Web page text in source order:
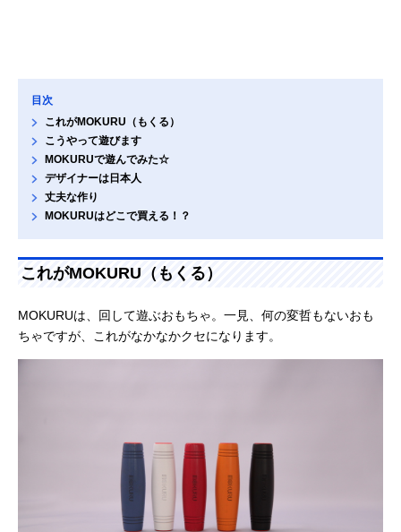
目次
これがMOKURU（もくる）
こうやって遊びます
MOKURUで遊んでみた☆
デザイナーは日本人
丈夫な作り
MOKURUはどこで買える！？
これがMOKURU（もくる）
MOKURUは、回して遊ぶおもちゃ。一見、何の変哲もないおも
ちゃですが、これがなかなかクセになります。